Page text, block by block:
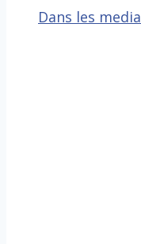
Dans les media